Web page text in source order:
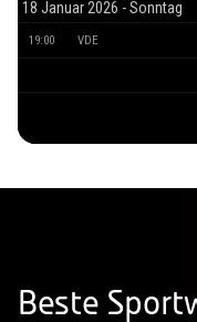
18 Januar 2026 - Sonntag
19:00 VDE
Beste